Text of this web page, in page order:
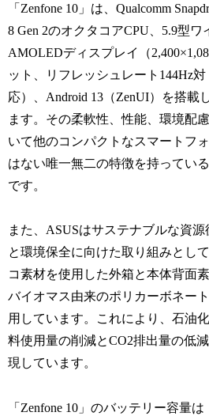
「Zenfone 10」は、Qualcomm
8 Gen 2のオクタコアCPU、5.9型ワ
AMOLEDディスプレイ（
ット、リフレッシュレート144Hz対
応）、Android 13（ZenUI）を搭載
ます。その柔軟性、性能、環境配
いて他のコンパクトなスマートフ
はない唯一無二の特徴を持ってい
です。
また、ASUSはサステナブルな資源
と環境保全に向けた取り組みとし
コ素材を使用した外箱と本体背面
バイオマス由来のポリカーボネー
用しています。これにより、石油
料使用量の削減とCO2排出量の低
現しています。
「Zenfone 10」のバッテリー容量は